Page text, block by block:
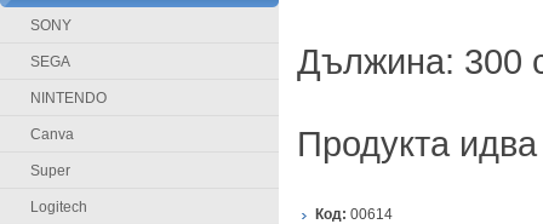
SONY
SEGA
NINTENDO
Canva
Super
Logitech
Дължина: 300
Продукта
Код: 00614